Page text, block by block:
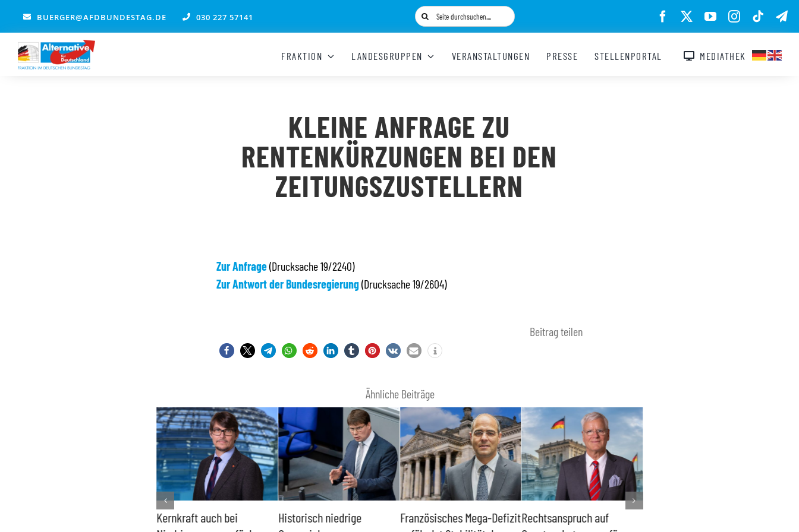
springen
BUERGER@AFDBUNDESTAG.DE 030 227 57141
Suche
nach:
FRAKTION LANDESGRUPPEN VERANSTALTUNGEN PRESSE STELLENPORTAL MEDIATHEK
KLEINE ANFRAGE ZU
RENTENKÜRZUNGEN BEI DEN
ZEITUNGSZUSTELLERN
Zur Anfrage(Drucksache 19/2240)
Zur Antwort der Bundesregierung(Drucksache 19/2604)
Beitrag teilen
Ähnliche Beiträge
Kernkraft auch bei
Historisch niedrige
Französisches Mega-DefizitRechtsanspruch auf